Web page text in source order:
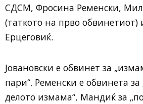
СДСМ, Фросина Ременски,
(таткото на прво обвинетиот)
Ерцеговиќ.
Јовановски е обвинет за
пари“. Ременски е обвинета
делото измама“, Мандиќ за